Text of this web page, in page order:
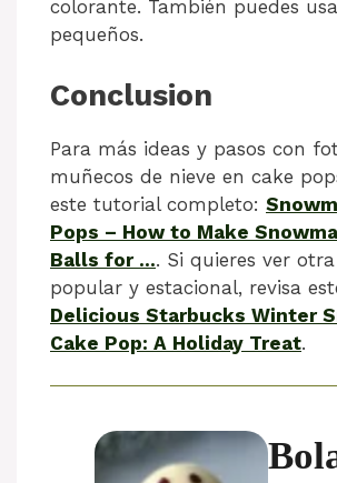
colorante. También puedes
pequeños.
Conclusion
Para más ideas y pasos con
muñecos de nieve en cake
este tutorial completo:
Pops – How to Make
Balls for …. Si quieres ver
popular y estacional, revisa
Delicious Starbucks Winter
Cake Pop: A Holiday Treat.